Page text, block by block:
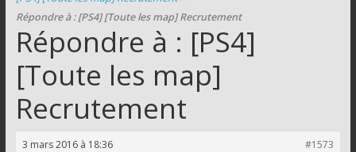
Guides
et
astuces
pour
mode
zombie
de
Répondre à : [PS4] [Toute les map] Recrutement
Répondre à : [PS4]
[Toute les map]
Recrutement
3 mars 2016 à 18:36
#1573